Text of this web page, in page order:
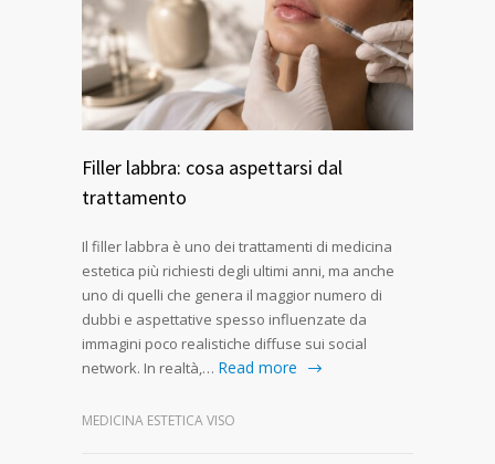
Filler labbra: cosa aspettarsi dal
trattamento
Il filler labbra è uno dei trattamenti di medicina
estetica più richiesti degli ultimi anni, ma anche
uno di quelli che genera il maggior numero di
dubbi e aspettative spesso influenzate da
immagini poco realistiche diffuse sui social
network. In realtà,… Read more
MEDICINA ESTETICA VISO